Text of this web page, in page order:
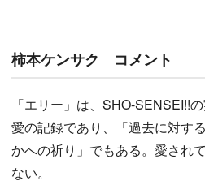
柿本ケンサク コメント
「エリー」は、SHO-SENSEI!!
愛の記録であり、「過去に対す
かへの祈り」でもある。愛され
ない。